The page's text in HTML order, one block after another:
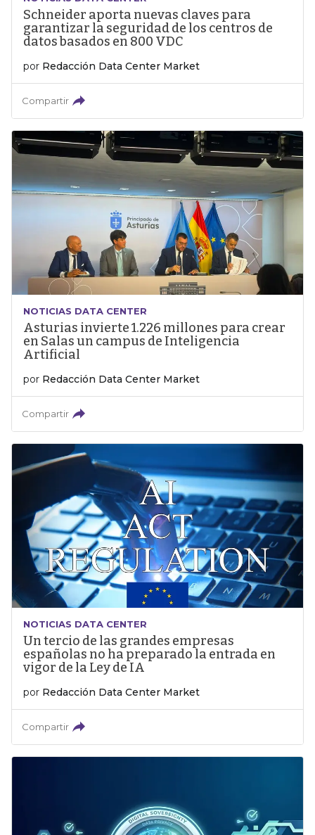
Schneider aporta nuevas claves para
garantizar la seguridad de los centros de
datos basados en 800 VDC
por Redacción Data Center Market
Compartir
NOTICIAS DATA CENTER
Asturias invierte 1.226 millones para crear
en Salas un campus de Inteligencia
Artificial
por Redacción Data Center Market
Compartir
NOTICIAS DATA CENTER
Un tercio de las grandes empresas
españolas no ha preparado la entrada en
vigor de la Ley de IA
por Redacción Data Center Market
Compartir